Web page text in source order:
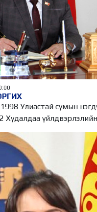
- 2002 Худалдаа үйлдвэрлэлийн